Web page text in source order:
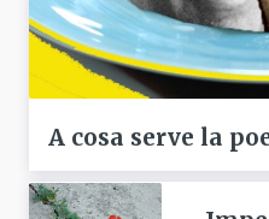
A cosa serve la